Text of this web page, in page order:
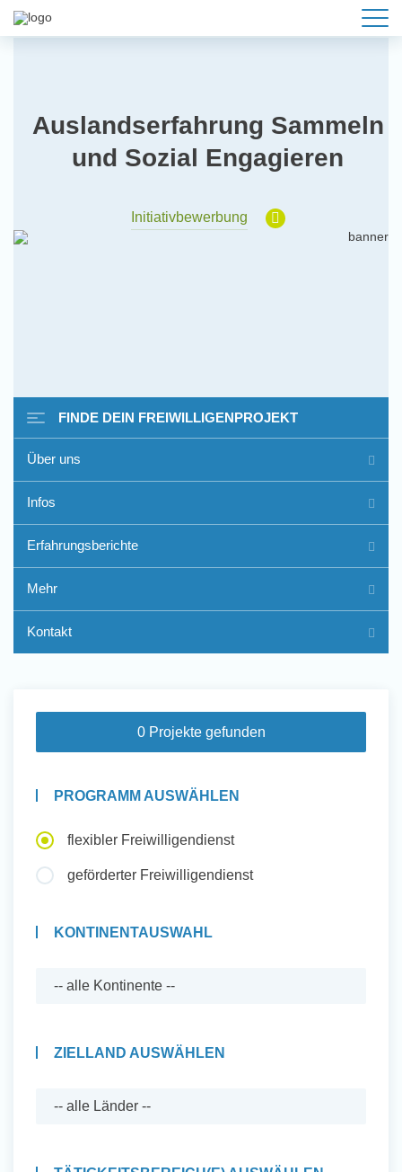
Auslandserfahrung Sammeln
und Sozial Engagieren
Initiativbewerbung
Freiwilligenarbeit im Ausland
- Erfahrungsberichte
Auslandserfahrung Sammeln
und Sozial Engagieren
Initiativbewerbung
FINDE DEIN FREIWILLIGENPROJEKT
Über uns
Infos
Erfahrungsberichte
Mehr
Kontakt
0 Projekte gefunden
PROGRAMM AUSWÄHLEN
flexibler Freiwilligendienst
geförderter Freiwilligendienst
KONTINENTAUSWAHL
ZIELLAND AUSWÄHLEN